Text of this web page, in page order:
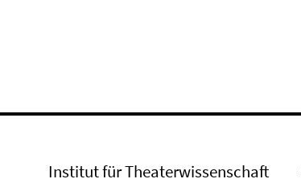
Institut für Theaterwissenschaft